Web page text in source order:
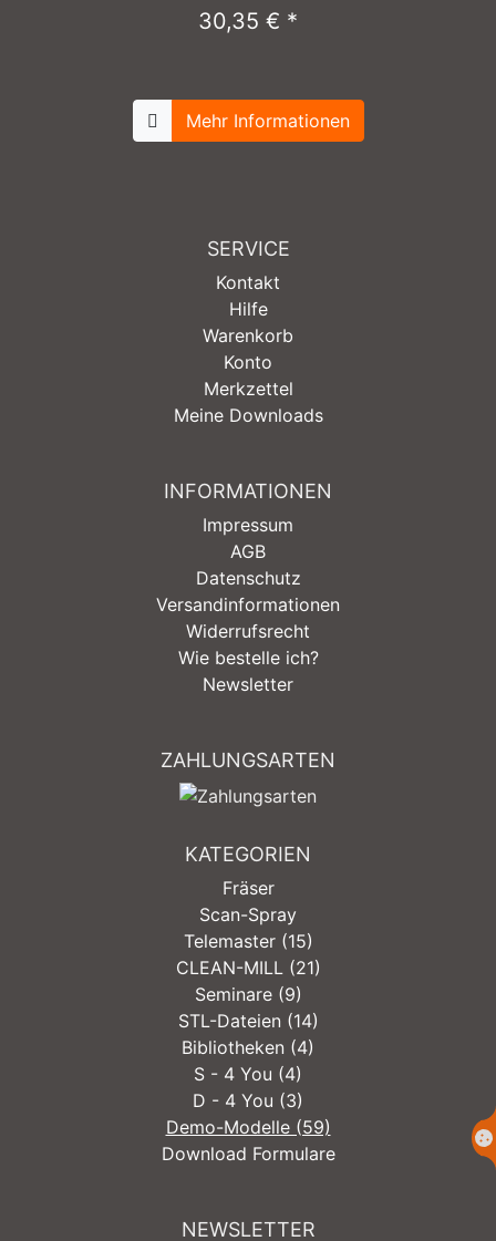
30,35 € *
Mehr Informationen
SERVICE
Kontakt
Hilfe
Warenkorb
Konto
Merkzettel
Meine Downloads
INFORMATIONEN
Impressum
AGB
Datenschutz
Versandinformationen
Widerrufsrecht
Wie bestelle ich?
Newsletter
ZAHLUNGSARTEN
KATEGORIEN
Fräser
Scan-Spray
Telemaster (15)
CLEAN-MILL (21)
Seminare (9)
STL-Dateien (14)
Bibliotheken (4)
S - 4 You (4)
D - 4 You (3)
Demo-Modelle (59)
Download Formulare
NEWSLETTER